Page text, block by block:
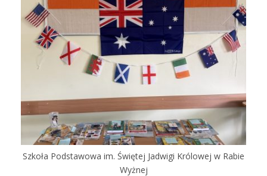
Szkoła Podstawowa im. Świętej Jadwigi Królowej w Rabie
Wyżnej